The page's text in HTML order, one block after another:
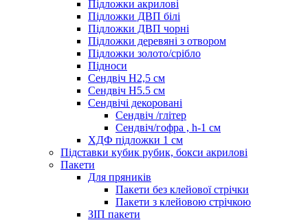
Підложки акрилові
Підложки ДВП білі
Підложки ДВП чорні
Підложки деревяні з отвором
Підложки золото/срібло
Підноси
Сендвіч H2,5 см
Сендвіч H5.5 см
Сендвічі декоровані
Сендвіч /глітер
Сендвіч/гофра , h-1 см
ХДФ підложки 1 см
Підставки кубик рубик, бокси акрилові
Пакети
Для пряників
Пакети без клейової стрічки
Пакети з клейовою стрічкою
ЗІП пакети